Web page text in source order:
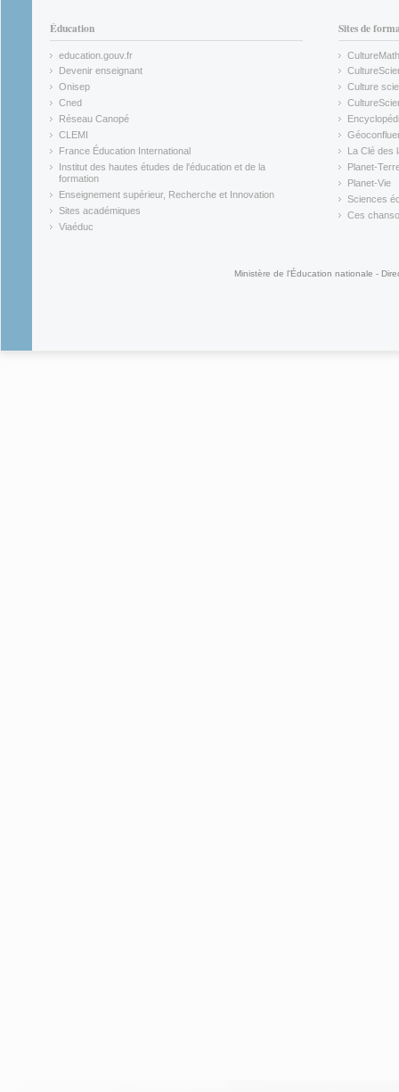
Éducation
education.gouv.fr
(link is external)
Devenir enseignant
(link is external)
Onisep
(link is external)
Cned
(link is external)
Réseau Canopé
(link is external)
CLEMI
(link is external)
France Éducation International
(link is external)
Institut des hautes études de l'éducation et de la
formation
(link is external)
Enseignement supérieur, Recherche et Innovation
(link is external)
Sites académiques
(link is external)
Viaéduc
Sites de
CultureMath
(link is
(link is
Culture
(link is
(link is
(link is
La Clé des
(link is
Planet-
(link is
Planet-Vie
(link is
Sciences
(link is
Ces
Ministère de l'Éducation nationale -